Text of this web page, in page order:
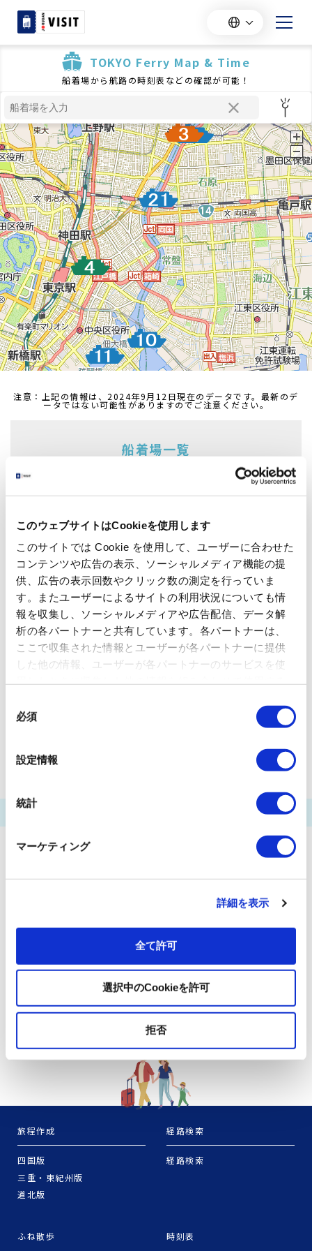
このウェブサイトはCookieを使用します
このサイトでは Cookie を使用して、ユーザーに合わせた
コンテンツや広告の表示、ソーシャルメディア機能の提
供、広告の表示回数やクリック数の測定を行っていま
す。またユーザーによるサイトの利用状況についても情
報を収集し、ソーシャルメディアや広告配信、データ解
析の各パートナーと共有しています。各パートナーは、
ここで収集された情報とユーザーが各パートナーに提供
した他の情報、ユーザーが各パートナーのサービスを使
ッキーに同意したことになります。
必須
設定情報
統計
マーケティング
詳細を表示
全て許可
選択中のCookieを許可
拒否
TOKYO Ferry Map & Time
船着場から航路の時刻表などの確認が可能！
注意：上記の情報は、2024年9月12日現在のデータです。最新のデ
ータではない可能性がありますのでご注意ください。
船着場一覧
船着場を選択すると、選択した船着場へジャンプします
浅草・二天門船着場 吾妻橋船着場
浅草船着場 日本橋船着場
浜離宮船着場 日の出船着場
朝潮運河船着場 お台場海浜公園船着場
葛西臨海公園船着場 越中島船着場
明石町（聖路加ガーデン前）船着場
豊洲船着場 芝浦船着場
有明（東京ビッグサイト）船着場
天王洲ピア
旅程作成
四国版
三重・東紀州版
道北版
経路検索
経路検索
ふね散歩 時刻表